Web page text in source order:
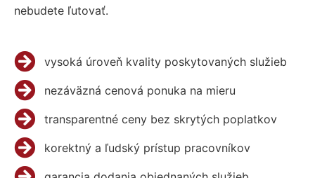
nebudete ľutovať.
vysoká úroveň kvality poskytovaných služieb
nezáväzná cenová ponuka na mieru
transparentné ceny bez skrytých poplatkov
korektný a ľudský prístup pracovníkov